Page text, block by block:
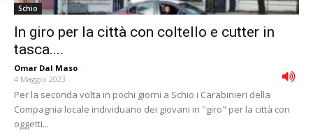
Schio
In giro per la città con coltello e cutter in
tasca....
Omar Dal Maso -
4 Maggio 2023
Per la seconda volta in pochi giorni a Schio i Carabinieri della
Compagnia locale individuano dei giovani in "giro" per la città con
oggetti...